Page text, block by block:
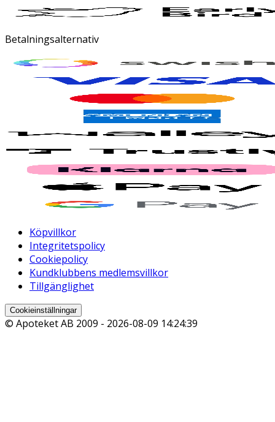
Betalningsalternativ
Köpvillkor
Integritetspolicy
Cookiepolicy
Kundklubbens medlemsvillkor
Tillgänglighet
Cookieinställningar
© Apoteket AB 2009 - 2026-08-09 14:24:39